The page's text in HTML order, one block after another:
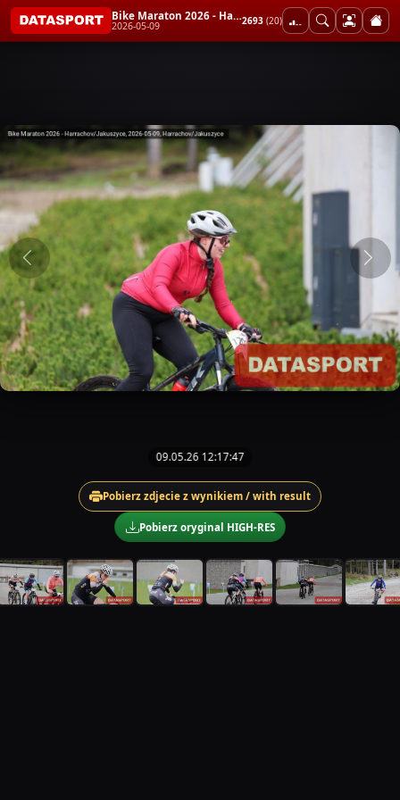
Bike Maraton 2026 - Harrachov/Jakuszyce
2026-05-09 2693 (20)
09.05.26 12:17:47
Pobierz zdjecie z wynikiem / with result
Pobierz oryginal HIGH-RES